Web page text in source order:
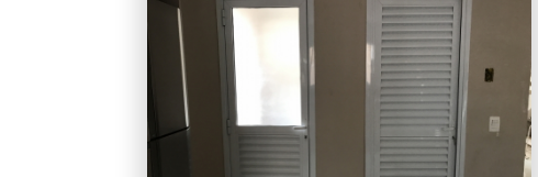
Com a sua fundação em 2002, a
sua organização focada nos resultados
Você está precisando de fabricantes de
que busca ao se tratar de esquadrias, a
Basculante Alumínio, entre outras.
para garantir